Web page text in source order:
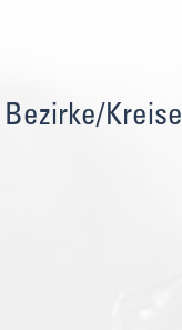
Kreise